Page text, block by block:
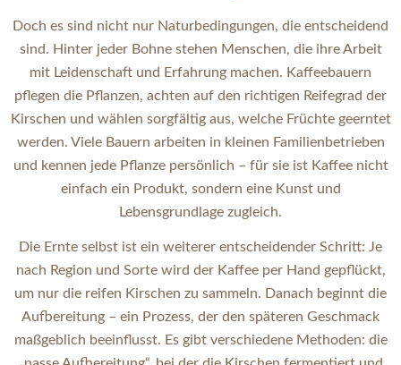
Doch es sind nicht nur Naturbedingungen, die entscheidend
sind. Hinter jeder Bohne stehen Menschen, die ihre Arbeit
mit Leidenschaft und Erfahrung machen. Kaffeebauern
pflegen die Pflanzen, achten auf den richtigen Reifegrad der
Kirschen und wählen sorgfältig aus, welche Früchte geerntet
werden. Viele Bauern arbeiten in kleinen Familienbetrieben
und kennen jede Pflanze persönlich – für sie ist Kaffee nicht
einfach ein Produkt, sondern eine Kunst und
Lebensgrundlage zugleich.
Die Ernte selbst ist ein weiterer entscheidender Schritt: Je
nach Region und Sorte wird der Kaffee per Hand gepflückt,
um nur die reifen Kirschen zu sammeln. Danach beginnt die
Aufbereitung – ein Prozess, der den späteren Geschmack
maßgeblich beeinflusst. Es gibt verschiedene Methoden: die